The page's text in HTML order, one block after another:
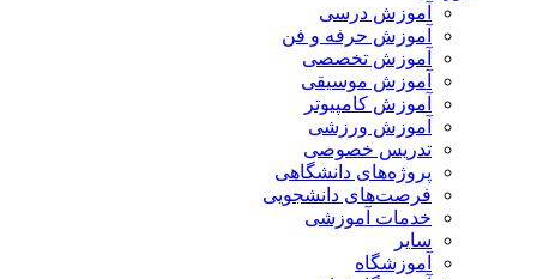
آموزش درسی
آموزش حرفه و فن
آموزش تخصصی
آموزش موسیقی
آموزش کامپیوتر
آموزش ورزشی
تدریس خصوصی
پروژه‌های دانشگاهی
فرصت‌های دانشجویی
خدمات آموزشی
سایر
آموزشگاه